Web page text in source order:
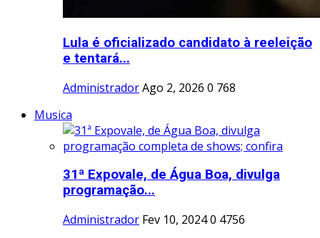
Lula é oficializado candidato à reeleição
e tentará...
AdministradorAgo 2, 2026 0 768
Musica
31ª Expovale, de Água Boa, divulga
programação...
Administrador Fev 10, 20240 4756